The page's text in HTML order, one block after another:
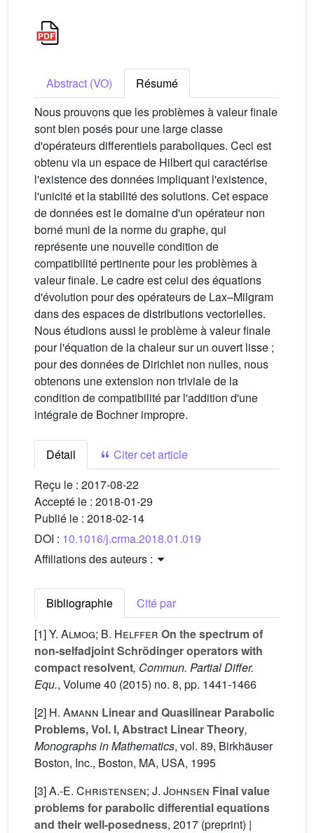
Abstract (VO)
Résumé
Nous prouvons que les problèmes à valeur finale
sont bien posés pour une large classe
d'opérateurs differentiels paraboliques. Ceci est
obtenu via un espace de Hilbert qui caractérise
l'existence des données impliquant l'existence,
l'unicité et la stabilité des solutions. Cet espace
de données est le domaine d'un opérateur non
borné muni de la norme du graphe, qui
représente une nouvelle condition de
compatibilité pertinente pour les problèmes à
valeur finale. Le cadre est celui des équations
d'évolution pour des opérateurs de Lax–Milgram
dans des espaces de distributions vectorielles.
Nous étudions aussi le problème à valeur finale
pour l'équation de la chaleur sur un ouvert lisse ;
pour des données de Dirichlet non nulles, nous
obtenons une extension non triviale de la
condition de compatibilité par l'addition d'une
intégrale de Bochner impropre.
Détail
Citer cet article
Reçu le : 2017-08-22
Accepté le : 2018-01-29
Publié le : 2018-02-14
DOI : 10.1016/j.crma.2018.01.019
Affiliations des auteurs :
Bibliographie
Cité par
[1]Y. Almog; B. Helffer On the spectrum of
non-selfadjoint Schrödinger operators with
compact resolvent, Commun. Partial Differ.
Equ., Volume 40 (2015) no. 8, pp. 1441-1466
[2] H. Amann Linear and Quasilinear Parabolic
Problems, Vol. I, Abstract Linear Theory,
Monographs in Mathematics, vol. 89, Birkhäuser
Boston, Inc., Boston, MA, USA, 1995
[3]A.-E. Christensen; J. Johnsen Final value
problems for parabolic differential equations
and their well-posedness, 2017 (preprint) |